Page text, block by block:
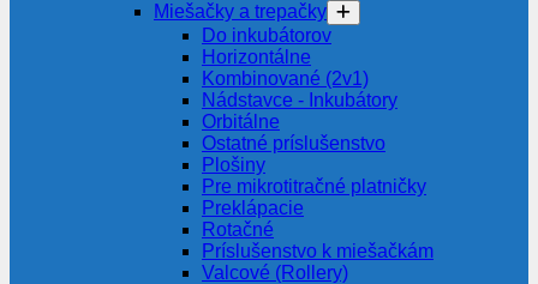
Miešačky a trepačky
Do inkubátorov
Horizontálne
Kombinované (2v1)
Nádstavce - Inkubátory
Orbitálne
Ostatné príslušenstvo
Plošiny
Pre mikrotitračné platničky
Preklápacie
Rotačné
Príslušenstvo k miešačkám
Valcové (Rollery)